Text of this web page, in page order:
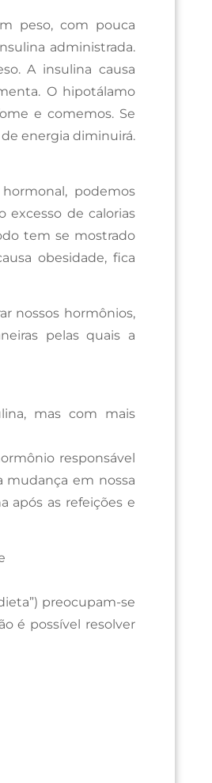
peso, com pouca
administrada.
A insulina causa
O hipotálamo
e comemos. Se
energia diminuirá.
podemos
excesso de calorias
tem se mostrado
obesidade, fica
nossos hormônios,
pelas quais a
mas com mais
responsável
mudança em nossa
após as refeições e
preocupam-se
é possível resolver